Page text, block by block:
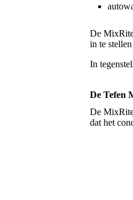
De
in te
In
De Tefen
De
dat het